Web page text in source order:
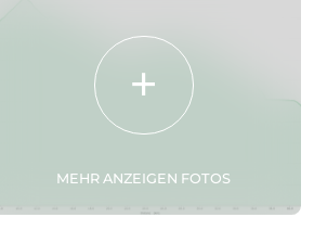
MEHR ANZEIGEN FOTOS